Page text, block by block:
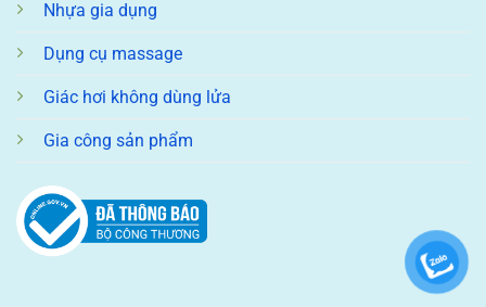
Nhựa gia dụng
Dụng cụ massage
Giác hơi không dùng lửa
Gia công sản phẩm